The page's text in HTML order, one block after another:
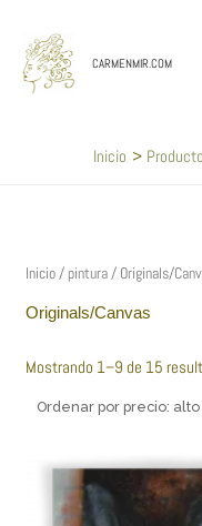
contenido
CARMENMIR.COM
Inicio
Inicio/ pintura/ Originals/
Originals/Canvas
Mostrando 1–9 de 15